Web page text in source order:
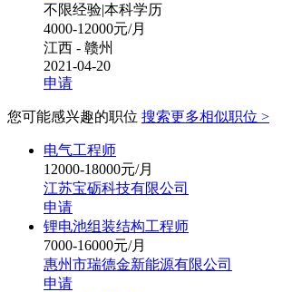
不限经验|本科学历
4000-12000元/月
江西 - 赣州
2021-04-20
申请
您可能感兴趣的职位 搜索更多相似职位 >
电气工程师
12000-18000元/月
江苏宝砺科技有限公司
申请
锂电池组装结构工程师
7000-16000元/月
惠州市瑞德金新能源有限公司
申请